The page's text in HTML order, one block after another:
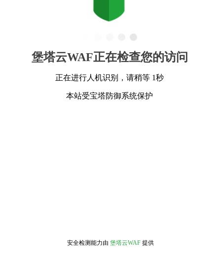
堡塔云WAF正在检查您的访问
正在进行人机识别，请稍等 1秒
本站受宝塔防御系统保护
安全检测能力由 堡塔云WAF 提供